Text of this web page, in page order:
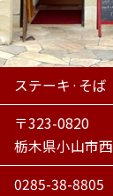
ステーキ·そ
〒323-0820
栃木県小山市
0285-38-8805